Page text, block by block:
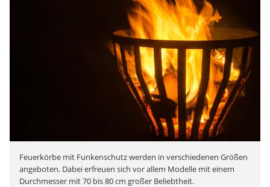
Feuerkörbe mit Funkenschutz werden in verschiedenen Größen
angeboten. Dabei erfreuen sich vor allem Modelle mit einem
Durchmesser mit 70 bis 80 cm großer Beliebtheit.